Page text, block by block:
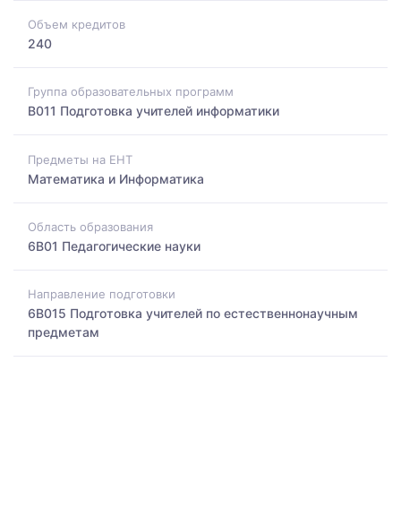
Объем кредитов
240
Группа образовательных программ
B011 Подготовка учителей информатики
Предметы на ЕНТ
Математика и Информатика
Область образования
6B01 Педагогические науки
Направление подготовки
6B015 Подготовка учителей по естественнонаучным
предметам